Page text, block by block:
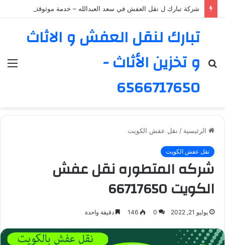
تبارك لنقل العفش و الاثاث
و تخزين الأثاث -
6566717650
بحث
الرئيسية / نقل عفش الكويت
نقل عفش الكويت
شركه المتطوره نقل عفش
الكويت 66717650
يوليو 21, 2022 0
146 دقيقة واحدة